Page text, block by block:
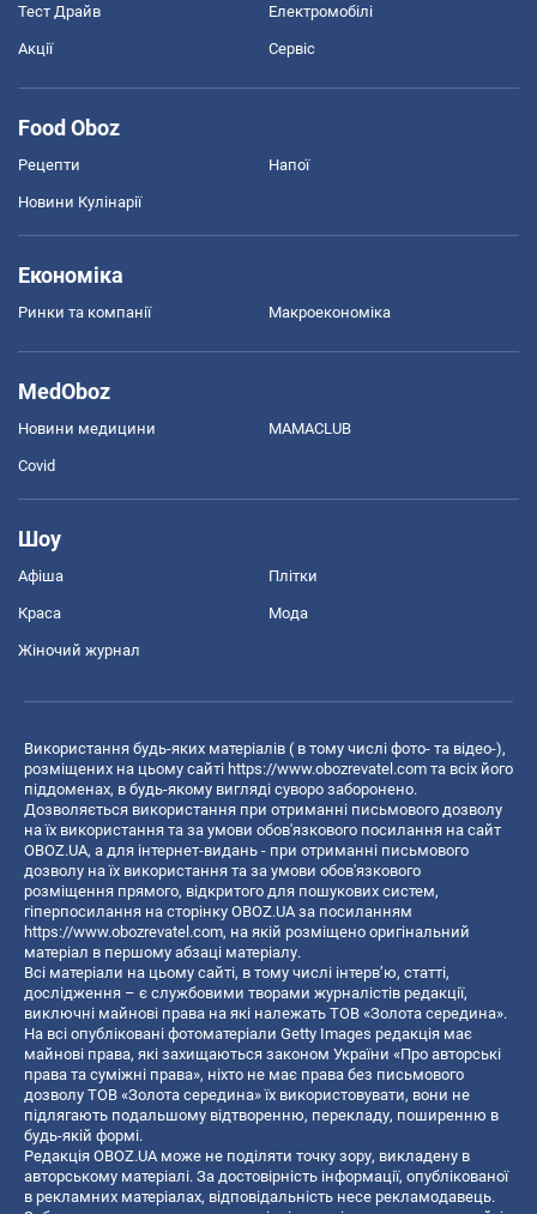
Тест Драйв Електромобілі
Акції Сервіс
Food Oboz
Рецепти Напої
Новини Кулінарії
Економіка
Ринки та компанії Макроекономіка
MedOboz
Новини медицини MAMACLUB
Covid
Шоу
Афіша Плітки
Краса Мода
Жіночий журнал
Використання будь-яких матеріалів ( в тому числі фото- та відео-),
розміщених на цьому сайті https://www.obozrevatel.com та всіх його
піддоменах, в будь-якому вигляді суворо заборонено.
Дозволяється використання при отриманні письмового дозволу
на їх використання та за умови обов'язкового посилання на сайт
OBOZ.UA, а для інтернет-видань - при отриманні письмового
дозволу на їх використання та за умови обов'язкового
розміщення прямого, відкритого для пошукових систем,
гіперпосилання на сторінку OBOZ.UA за посиланням
https://www.obozrevatel.com, на якій розміщено оригінальний
матеріал в першому абзаці матеріалу.
Всі матеріали на цьому сайті, в тому числі інтерв’ю, статті,
дослідження – є службовими творами журналістів редакції,
виключні майнові права на які належать ТОВ «Золота середина».
На всі опубліковані фотоматеріали Getty Images редакція має
майнові права, які захищаються законом України «Про авторські
права та суміжні права», ніхто не має права без письмового
дозволу ТОВ «Золота середина» їх використовувати, вони не
підлягають подальшому відтворенню, перекладу, поширенню в
будь-якій формі.
Редакція OBOZ.UA може не поділяти точку зору, викладену в
авторському матеріалі. За достовірність інформації, опублікованої
в рекламних матеріалах, відповідальність несе рекламодавець.